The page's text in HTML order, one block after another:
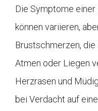
Die Symptome
können variieren,
Brustschmerzen,
Atmen oder Liegen
Herzrasen und
bei Verdacht auf